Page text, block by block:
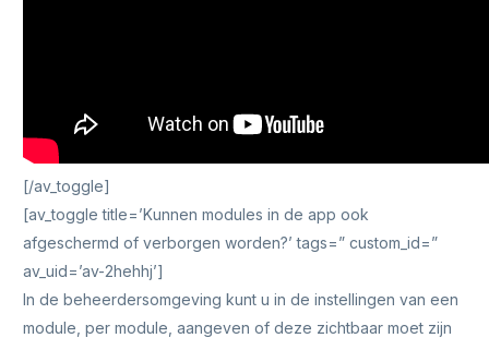
[/av_toggle]
[av_toggle title=’Kunnen modules in de app ook
afgeschermd of verborgen worden?’ tags=” custom_id=”
av_uid=’av-2hehhj’]
In de beheerdersomgeving kunt u in de instellingen van een
module, per module, aangeven of deze zichtbaar moet zijn